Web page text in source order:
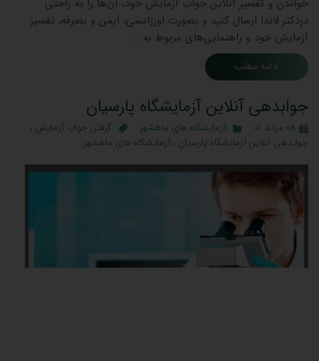
خواندن و تفسیر آنلاین جواب آزمایش خود، آن‌ها را به راحتی
دردکتر لاندا ارسال کنید و بصورت اورژانسی، ایمن و بصرفه، تفسیر
آزمایش خود و راهنمایی‌های مربوط به …
ادامه مطلب
جوابدهی آنلاین آزمایشگاه پارسیان
۰۸ مرداد ۰۱ آزمایشگاه های ماهشهر گرفتن جواب آزمایش ،
جوابدهی آنلاین آزمایشگاه پارسیان ، آزمایشگاه های ماهشهر